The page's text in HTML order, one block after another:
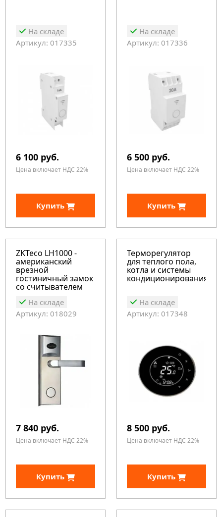
На складе
Артикул: 017335
6 100 руб.
Цена включает НДС 22%
Купить
На складе
Артикул: 017336
6 500 руб.
Цена включает НДС 22%
Купить
ZKTeco LH1000 -
американский
врезной
гостиничный замок
со считывателем
На складе
Артикул: 018029
7 840 руб.
Цена включает НДС 22%
Купить
Терморегулятор
для теплого пола,
котла и системы
кондиционирования
На складе
Артикул: 017348
8 500 руб.
Цена включает НДС 22%
Купить